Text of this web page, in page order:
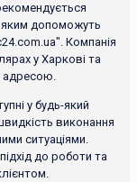
яким допоможуть
Компанія
у Харкові та
адресою.
у будь-який
виконання
ситуаціями.
до роботи та